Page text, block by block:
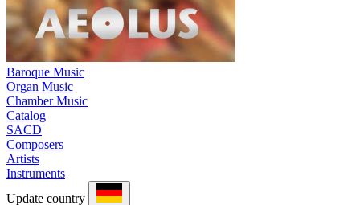
Baroque Music
Organ Music
Chamber Music
Catalog
SACD
Composers
Artists
Instruments
Update country